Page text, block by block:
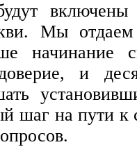
включены
Мы
начинание
и
шаг на пути